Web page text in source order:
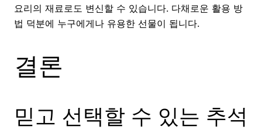
요리의 재료로도 변신할 수 있습니다. 다채로운 활용 방
법 덕분에 누구에게나 유용한 선물이 됩니다.
결론
믿고 선택할 수 있는 추석